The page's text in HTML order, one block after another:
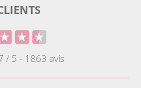
/ 5 - 1863 avis